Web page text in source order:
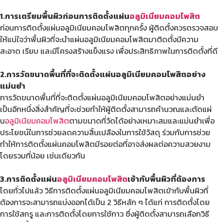
1.การเตรียมพื้นผิวก่อนการติดตั้งแผ่นอลูมิเนียมคอมโพสิต
ก่อนการติดตั้งแผ่นอลูมิเนียมคอมโพสิตทุกครั้ง ผู้ติดตั้งควรตรวจสอบ
ให้แน่ใจว่าพื้นผิวที่จะนำแผ่นอลูมิเนียมคอมโพสิตมาติดตั้งมีความ
สะอาด เรียบ และมีโครงสร้างแข็งแรง เพื่อประสิทธิภาพในการติดตั้งที่ดี
2.การวัดขนาดพื้นที่ที่จะติดตั้งแผ่นอลูมิเนียมคอมโพสิตอย่าง
แม่นยำ
การวัดขนาดพื้นที่ที่จะติดตั้งแผ่นอลูมิเนียมคอมโพสิตอย่างแม่นยำ
เป็นอีกหนึ่งสิ่งสำคัญที่จะช่วยทำให้ผู้ติดตั้งสามารถคำนวณและตัดแผ่
นอลูมิเนียมคอมโพสิตตามขนาดที่วัดได้อย่างเหมาะสมและแม่นยำเพื่อ
ประโยชน์ในการช่วยลดความสิ้นเปลืองในการใช้วัสดุ ร่วมกับการช่วย
ทำให้การติดตั้งแผ่นคอมโพสิตมีรอยต่อที่อาจส่งผลต่อความสวยงาม
โดยรวมที่น้อย เช่นเดียวกัน
3.การติดตั้งแผ่นอลูมิเนียมคอมโพสิตเข้ากับพื้นผิวที่ต้องการ
โดยทั่วไปแล้ว วิธีการติดตั้งแผ่นอลูมิเนียมคอมโพสิตเข้ากับพื้นผิวที่
ต้องการจะสามารถแบ่งออกได้เป็น 2 วิธีหลัก ๆ ได้แก่ การติดตั้งโดย
การใช้สกรู และการติดตั้งโดยการใช้กาว ซึ่งผู้ติดตั้งสามารถเลือกวิธี